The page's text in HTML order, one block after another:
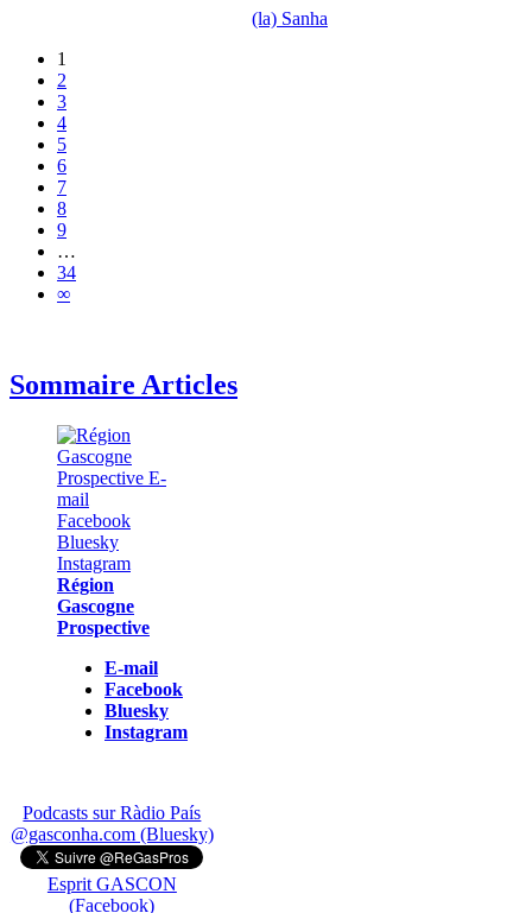
(la) Sanha
1
2
3
4
5
6
7
8
9
…
34
∞
Sommaire Articles
Région
Gascogne
Prospective
E-mail
Facebook
Bluesky
Instagram
Podcasts sur Ràdio País
@gasconha.com (Bluesky)
Esprit GASCON
(Facebook)